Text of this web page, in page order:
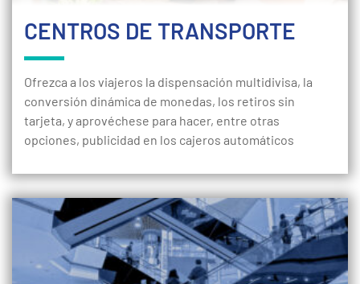
CENTROS DE TRANSPORTE
Ofrezca a los viajeros la dispensación multidivisa, la
conversión dinámica de monedas, los retiros sin
tarjeta, y aprovéchese para hacer, entre otras
opciones, publicidad en los cajeros automáticos